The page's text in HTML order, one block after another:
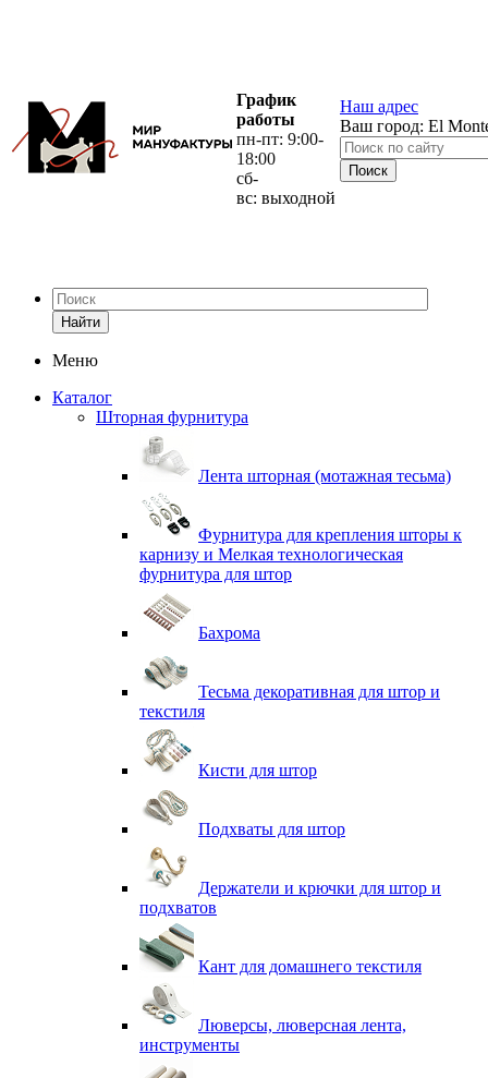
График
работы
пн-пт: 9:00-
18:00
сб-
вс: выходной
Наш адрес
Ваш город: El
Найти
Меню
Каталог
Шторная фурнитура
Лента шторная (мотажная тесьма)
Фурнитура для крепления шторы к
карнизу и Мелкая технологическая
фурнитура для штор
Бахрома
Тесьма декоративная для штор и
текстиля
Кисти для штор
Подхваты для штор
Держатели и крючки для штор и
подхватов
Кант для домашнего текстиля
Люверсы, люверсная лента,
инструменты